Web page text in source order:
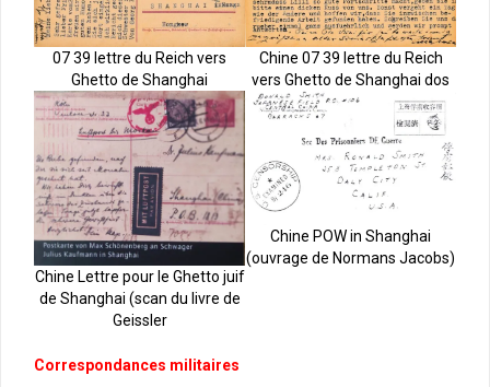
07 39 lettre du Reich vers
Ghetto de Shanghai
Chine 07 39 lettre du Reich
vers Ghetto de Shanghai dos
Chine Lettre pour le Ghetto juif
de Shanghai (scan du livre de
Geissler
Chine POW in Shanghai
(ouvrage de Normans Jacobs)
Correspondances militaires